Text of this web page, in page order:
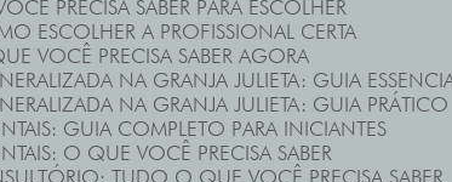
PRECISA SABER PARA ESCOLHER
ESCOLHER A PROFISSIONAL CERTA
VOCÊ PRECISA SABER AGORA
NA GRANJA JULIETA: GUIA
NA GRANJA JULIETA: GUIA PRÁTICO
GUIA COMPLETO PARA INICIANTES
O QUE VOCÊ PRECISA SABER
TUDO O QUE VOCÊ PRECISA SABER